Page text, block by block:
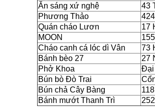
Ăn sáng xứ nghệ
43
Phương Thảo
Quán cháo Lươn
17
MOON
Cháo canh cá lóc dì Vân
73
Bánh bèo 27
27
Phở Khoa
Đại
Bún bò Đò Trai
Bún chả Cây Bàng
Bánh mướt Thanh Trì